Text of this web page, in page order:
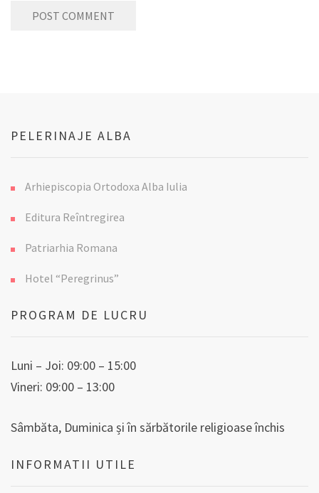
PELERINAJE ALBA
Arhiepiscopia Ortodoxa Alba Iulia
Editura Reîntregirea
Patriarhia Romana
Hotel “Peregrinus”
PROGRAM DE LUCRU
Luni – Joi: 09:00 – 15:00
Vineri: 09:00 – 13:00
Sâmbăta, Duminica și în sărbătorile religioase închis
INFORMATII UTILE